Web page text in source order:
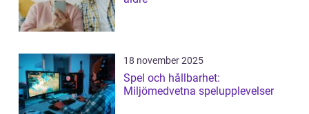
18 november 2025
Spel och hållbarhet:
Miljömedvetna spelupplevelser